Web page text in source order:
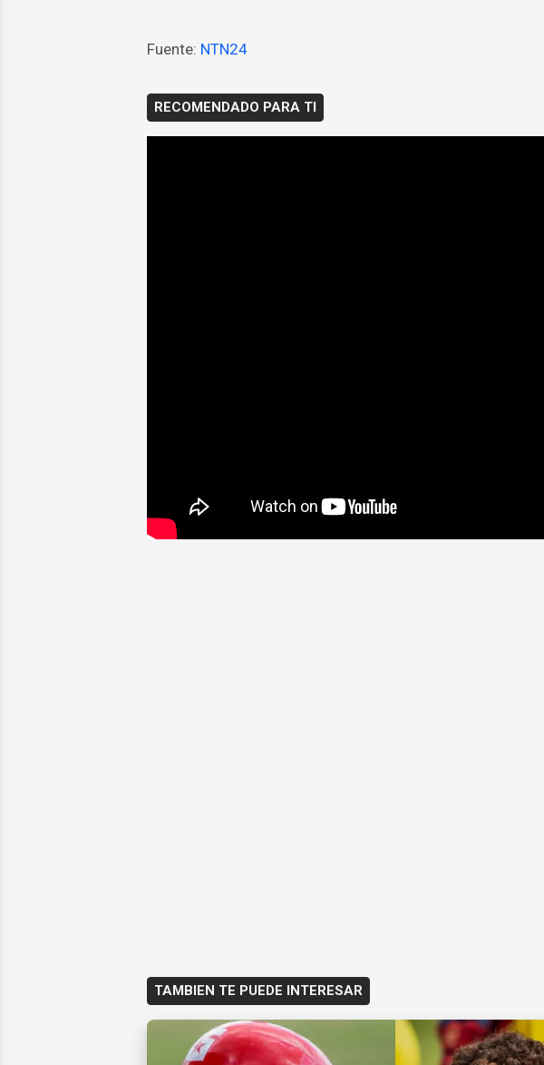
Fuente: NTN24
RECOMENDADO PARA TI
TAMBIEN TE PUEDE INTERESAR